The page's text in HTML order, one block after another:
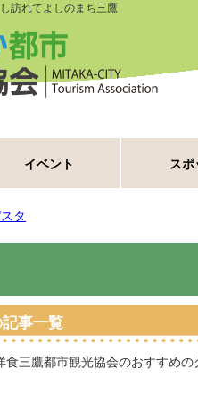
訪れてよしのまち三鷹
イベント スポ
タ
事一覧
食三鷹都市観光協会のおすすめの